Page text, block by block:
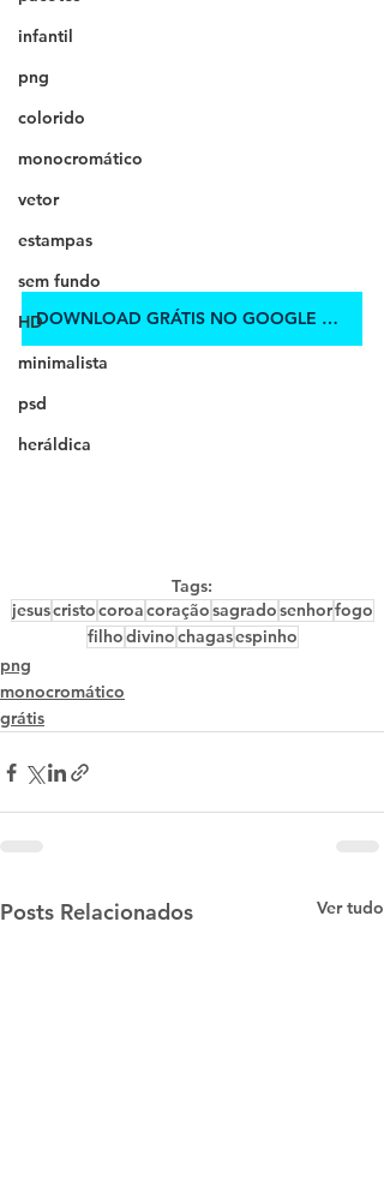
infantil
png
colorido
monocromático
vetor
estampas
sem fundo
HD
minimalista
psd
heráldica
DOWNLOAD GRÁTIS NO GOOGLE DRIVE
Tags:
jesuscristocoroacoraçãosagradosenhorfogo
filhodivinochagasespinho
png
monocromático
grátis
Posts Relacionados Ver tudo